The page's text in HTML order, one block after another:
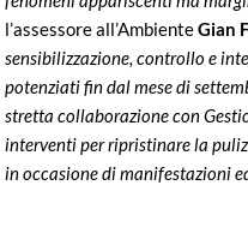
l’assessore all’AmbienteGian
sensibilizzazione, controllo e
potenziati fin dal mese di
strettacollaborazione con
interventi per ripristinare la
in occasione di manifestazioni